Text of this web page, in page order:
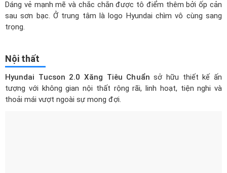
Nội thất
Hyundai Tucson 2.0 Xăng Tiêu Chuẩn
thoải mái vượt ngoài sự mong đợi.